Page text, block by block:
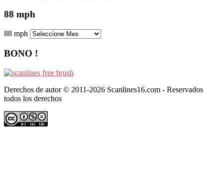
88 mph
88 mph
BONO !
Derechos de autor © 2011-2026 Scanlines16.com - Reservados
todos los derechos